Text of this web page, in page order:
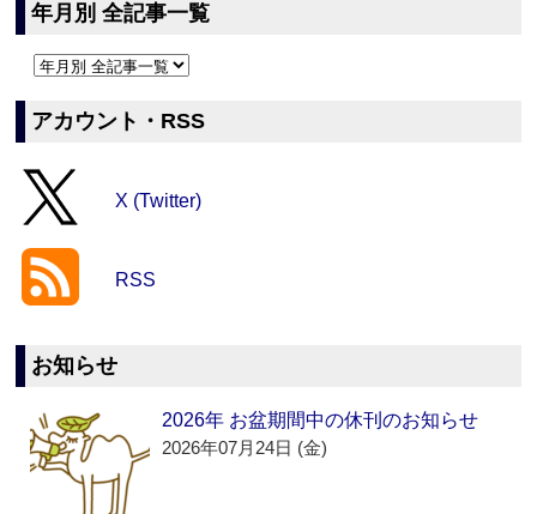
年月別 全記事一覧
アカウント・RSS
X (Twitter)
RSS
お知らせ
2026年 お盆期間中の休刊のお知らせ
2026年07月24日 (金)